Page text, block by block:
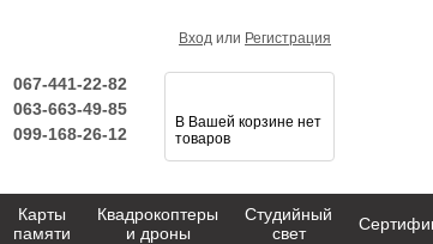
Вход или Регистрация
067-441-22-82
063-663-49-85
099-168-26-12
В Вашей корзине нет
товаров
Карты
памяти
Квадрокоптеры
и дроны
Студийный
свет